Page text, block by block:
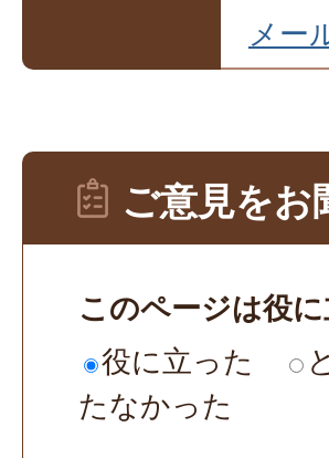
メー
ご意見をお
このページは役
役に立った
たなかった